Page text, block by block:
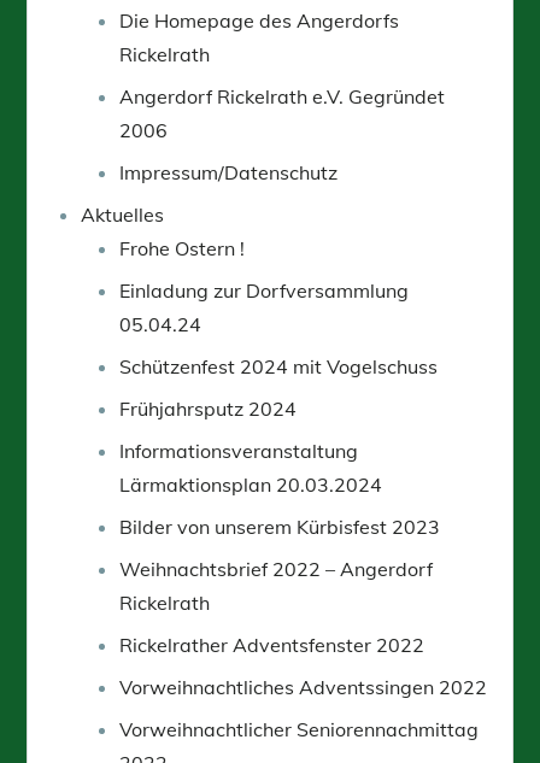
Die Homepage des Angerdorfs
Rickelrath
Angerdorf Rickelrath e.V. Gegründet
2006
Impressum/Datenschutz
Aktuelles
Frohe Ostern !
Einladung zur Dorfversammlung
05.04.24
Schützenfest 2024 mit Vogelschuss
Frühjahrsputz 2024
Informationsveranstaltung
Lärmaktionsplan 20.03.2024
Bilder von unserem Kürbisfest 2023
Weihnachtsbrief 2022 – Angerdorf
Rickelrath
Rickelrather Adventsfenster 2022
Vorweihnachtliches Adventssingen 2022
Vorweihnachtlicher Seniorennachmittag